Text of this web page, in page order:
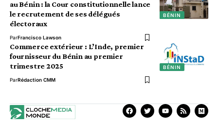
BÉNIN
au Bénin : la Cour constitutionnelle lance
le recrutement de ses délégués
électoraux
ParFrancisco Lawson
BÉNIN
Commerce extérieur : L’Inde, premier
fournisseur du Bénin au premier
trimestre 2025
ParRédaction CMM